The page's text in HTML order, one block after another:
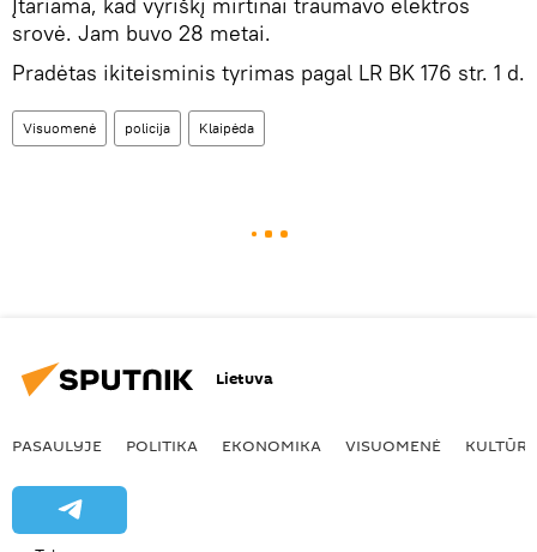
srovė. Jam buvo 28 metai.
Pradėtas ikiteisminis tyrimas pagal LR BK 176 str. 1 d.
Visuomenė policija Klaipėda
Lietuva
PASAULYJE POLITIKA EKONOMIKA VISUOMENĖ KULTŪRA